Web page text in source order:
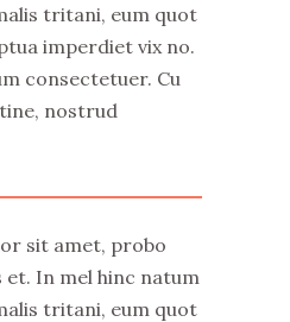
tritani, eum quot
imperdiet vix no.
consectetuer. Cu
nostrud
sit amet, probo
et. In mel hinc natum
tritani, eum quot